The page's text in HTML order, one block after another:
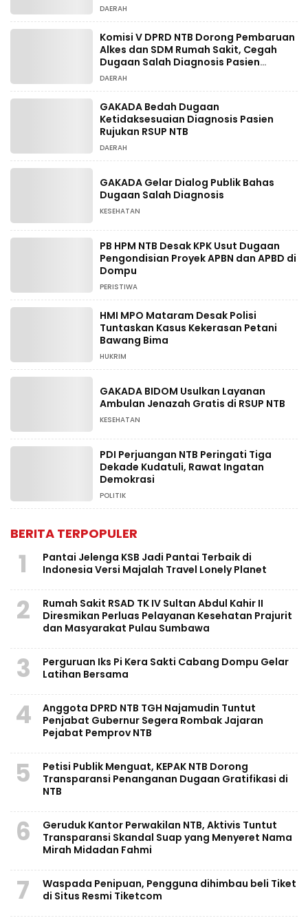
DAERAH
Komisi V DPRD NTB Dorong Pembaruan
Alkes dan SDM Rumah Sakit, Cegah
Dugaan Salah Diagnosis Pasien
Rujukan Bima-Dompu
DAERAH
GAKADA Bedah Dugaan
Ketidaksesuaian Diagnosis Pasien
Rujukan RSUP NTB
DAERAH
GAKADA Gelar Dialog Publik Bahas
Dugaan Salah Diagnosis
KESEHATAN
PB HPM NTB Desak KPK Usut Dugaan
Pengondisian Proyek APBN dan APBD di
Dompu
PERISTIWA
HMI MPO Mataram Desak Polisi
Tuntaskan Kasus Kekerasan Petani
Bawang Bima
HUKRIM
GAKADA BIDOM Usulkan Layanan
Ambulan Jenazah Gratis di RSUP NTB
KESEHATAN
PDI Perjuangan NTB Peringati Tiga
Dekade Kudatuli, Rawat Ingatan
Demokrasi
POLITIK
BERITA TERPOPULER
1
Pantai Jelenga KSB Jadi Pantai Terbaik di
Indonesia Versi Majalah Travel Lonely Planet
2
Rumah Sakit RSAD TK IV Sultan Abdul Kahir II
Diresmikan Perluas Pelayanan Kesehatan Prajurit
dan Masyarakat Pulau Sumbawa
3
Perguruan Iks Pi Kera Sakti Cabang Dompu Gelar
Latihan Bersama
4
Anggota DPRD NTB TGH Najamudin Tuntut
Penjabat Gubernur Segera Rombak Jajaran
Pejabat Pemprov NTB
5
Petisi Publik Menguat, KEPAK NTB Dorong
Transparansi Penanganan Dugaan Gratifikasi di
NTB
6
Geruduk Kantor Perwakilan NTB, Aktivis Tuntut
Transparansi Skandal Suap yang Menyeret Nama
Mirah Midadan Fahmi
7
Waspada Penipuan, Pengguna dihimbau beli Tiket
di Situs Resmi Tiketcom